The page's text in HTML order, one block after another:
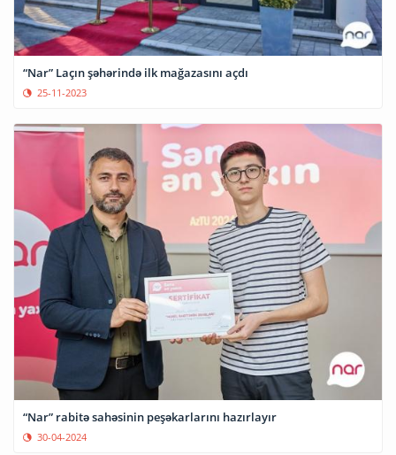
“Nar” Laçın şəhərində ilk mağazasını açdı
25-11-2023
“Nar” rabitə sahəsinin peşəkarlarını hazırlayır
30-04-2024